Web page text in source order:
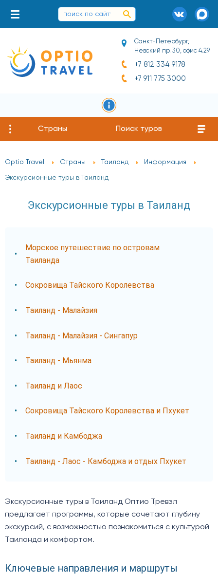
Санкт-Петербург,
Невский пр. 30, офис 4.29
+7 812 334 9178
+7 911 775 3000
Страны Поиск туров
Optio Travel Страны Таиланд Информация
Экскурсионные туры в Таиланд
Экскурсионные туры в Таиланд
Морское путешествие по островам
Таиланда
Сокровища Тайского Королевства
Таиланд - Малайзия
Таиланд - Малайзия - Сингапур
Таиланд - Мьянма
Таиланд и Лаос
Сокровища Тайского Королевства и Пхукет
Таиланд и Камбоджа
Таиланд - Лаос - Камбоджа и отдых Пхукет
Экскурсионные туры в Таиланд Оптио Тревэл
предлагает программы, которые сочетают глубину
экскурсий, с возможностью познакомиться с культурой
Таиланда и комфортом.
Ключевые направления и маршруты